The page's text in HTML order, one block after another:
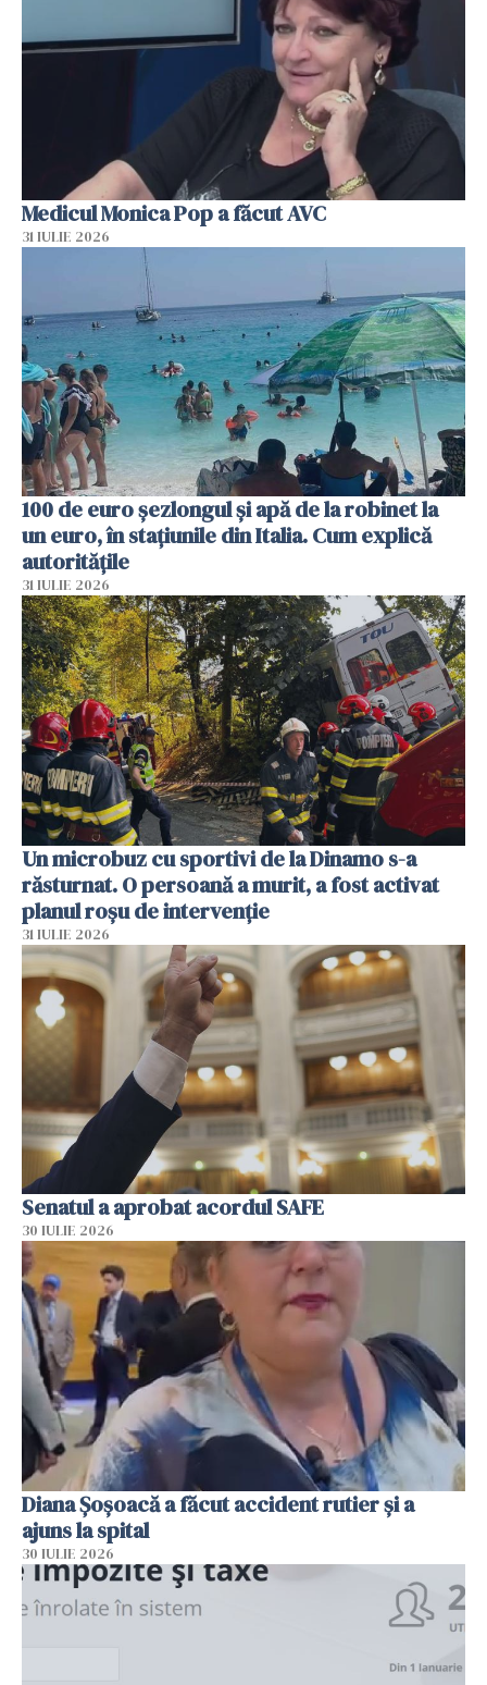
Medicul Monica Pop a făcut AVC
31 IULIE 2026
100 de euro șezlongul și apă de la robinet la
un euro, în stațiunile din Italia. Cum explică
autoritățile
31 IULIE 2026
Un microbuz cu sportivi de la Dinamo s-a
răsturnat. O persoană a murit, a fost activat
planul roșu de intervenție
31 IULIE 2026
Senatul a aprobat acordul SAFE
30 IULIE 2026
Diana Șoșoacă a făcut accident rutier și a
ajuns la spital
30 IULIE 2026